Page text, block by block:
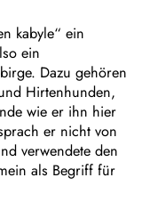
kabyle“ ein
ein
Dazu gehören
Hirtenhunden,
wie er ihn hier
er nicht von
verwendete den
als Begriff für